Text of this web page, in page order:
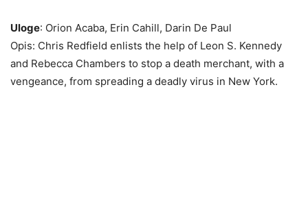
Uloge: Orion Acaba, Erin Cahill, Darin De Paul
Opis: Chris Redfield enlists the help of Leon S. Kennedy
and Rebecca Chambers to stop a death merchant, with a
vengeance, from spreading a deadly virus in New York.